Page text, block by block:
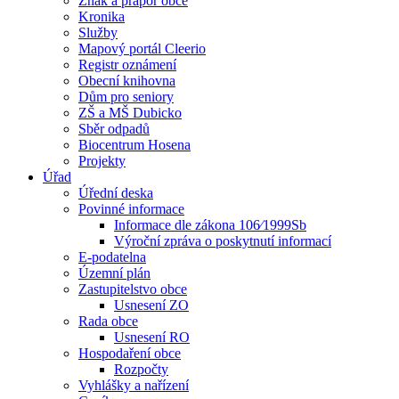
Kronika
Služby
Mapový portál Cleerio
Registr oznámení
Obecní knihovna
Dům pro seniory
ZŠ a MŠ Dubicko
Sběr odpadů
Biocentrum Hosena
Projekty
Úřad
Úřední deska
Povinné informace
Informace dle zákona 106⁄1999Sb
Výroční zpráva o poskytnutí informací
E-podatelna
Územní plán
Zastupitelstvo obce
Usnesení ZO
Rada obce
Usnesení RO
Hospodaření obce
Rozpočty
Vyhlášky a nařízení